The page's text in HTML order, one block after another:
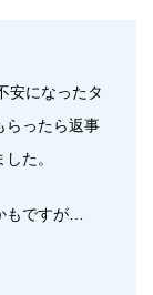
安になったタ
らったら返事
た。
もですが…